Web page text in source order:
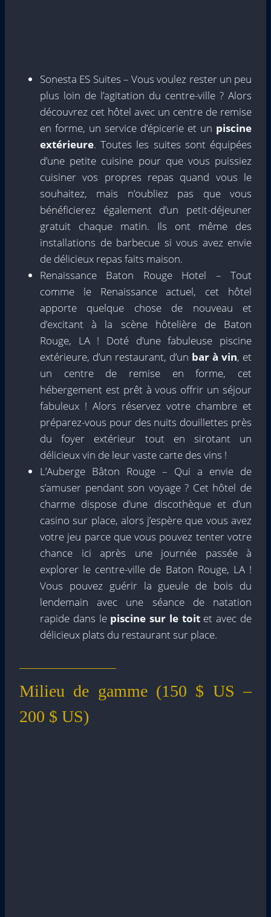
Sonesta ES Suites – Vous voulez rester un peu
plus loin de l’agitation du centre-ville ? Alors
découvrez cet hôtel avec un centre de remise
en forme, un service d’épicerie et un piscine
extérieure. Toutes les suites sont équipées
d’une petite cuisine pour que vous puissiez
cuisiner vos propres repas quand vous le
souhaitez, mais n’oubliez pas que vous
bénéficierez également d’un petit-déjeuner
gratuit chaque matin. Ils ont même des
installations de barbecue si vous avez envie
de délicieux repas faits maison.
Renaissance Baton Rouge Hotel – Tout
comme le Renaissance actuel, cet hôtel
apporte quelque chose de nouveau et
d’excitant à la scène hôtelière de Baton
Rouge, LA ! Doté d’une fabuleuse piscine
extérieure, d’un restaurant, d’un bar à vin, et
un centre de remise en forme, cet
hébergement est prêt à vous offrir un séjour
fabuleux ! Alors réservez votre chambre et
préparez-vous pour des nuits douillettes près
du foyer extérieur tout en sirotant un
délicieux vin de leur vaste carte des vins !
L’Auberge Bâton Rouge – Qui a envie de
s’amuser pendant son voyage ? Cet hôtel de
charme dispose d’une discothèque et d’un
casino sur place, alors j’espère que vous avez
votre jeu parce que vous pouvez tenter votre
chance ici après une journée passée à
explorer le centre-ville de Baton Rouge, LA !
Vous pouvez guérir la gueule de bois du
lendemain avec une séance de natation
rapide dans le piscine sur le toitet avec de
délicieux plats du restaurant sur place.
Milieu de gamme (150 $ US –
200 $ US)